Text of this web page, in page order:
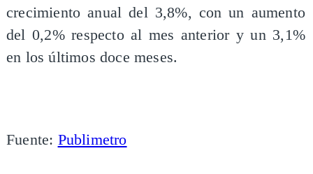
crecimiento anual del 3,8%, con un aumento
del 0,2% respecto al mes anterior y un 3,1%
en los últimos doce meses.
Fuente: Publimetro